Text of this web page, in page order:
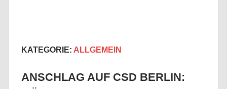
KATEGORIE: ALLGEMEIN
ANSCHLAG AUF CSD BERLIN: